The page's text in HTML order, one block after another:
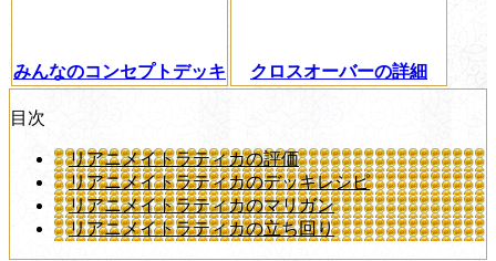
みんなのコンセプトデッキ クロスオーバーの詳細
目次
リアニメイトラティカの評価
リアニメイトラティカのデッキレシピ
リアニメイトラティカのマリガン
リアニメイトラティカの立ち回り